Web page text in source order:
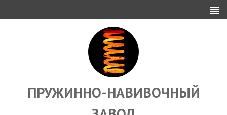
ИНВЕСТОРАМ
ПРОЕКТИРОВАНИЕ
ЭКСПОРТ
ЗАКУПКИ
ПРУЖИННО-НАВИВОЧНЫЙ